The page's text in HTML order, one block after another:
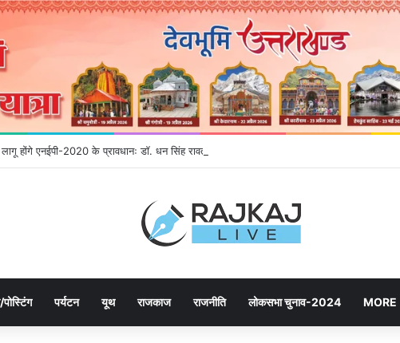
होंगे एनईपी-2020 के प्रावधानः डाॅ. धन सिंह रावत
पर्यटन यूथ राजकाज राजनीति लोकसभा चुनाव-2024 MORE